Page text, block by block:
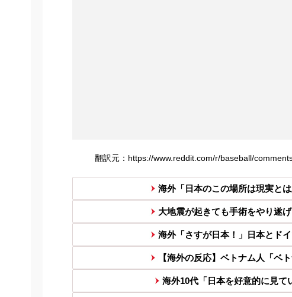
翻訳元：https://www.reddit.com/r/baseball/
海外「日本のこの場所は現実と
大地震が起きても手術をやり遂
海外「さすが日本！」日本とド
【海外の反応】ベトナム人「ベ
海外10代「日本を好意的に見て